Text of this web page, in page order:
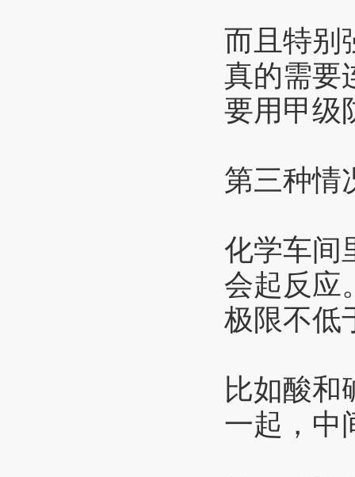
而且特别
真的需要
要用甲级
第三种情
化学车间
会起反应
极限不低
比如酸和
一起，中